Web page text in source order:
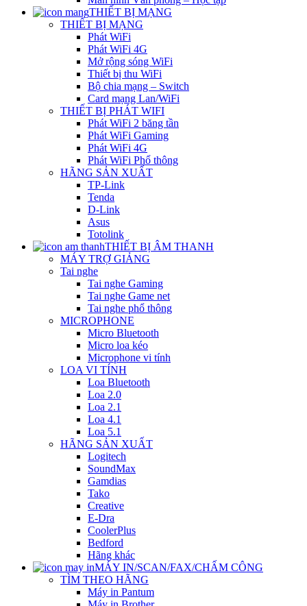
THIẾT BỊ MẠNG
THIẾT BỊ MẠNG
Phát WiFi
Phát WiFi 4G
Mở rộng sóng WiFi
Thiết bị thu WiFi
Bộ chia mạng – Switch
Card mạng Lan/WiFi
THIẾT BỊ PHÁT WIFI
Phát WiFi 2 băng tần
Phát WiFi Gaming
Phát WiFi 4G
Phát WiFi Phổ thông
HÃNG SẢN XUẤT
TP-Link
Tenda
D-Link
Asus
Totolink
THIẾT BỊ ÂM THANH
MÁY TRỢ GIẢNG
Tai nghe
Tai nghe Gaming
Tai nghe Game net
Tai nghe phổ thông
MICROPHONE
Micro Bluetooth
Micro loa kéo
Microphone vi tính
LOA VI TÍNH
Loa Bluetooth
Loa 2.0
Loa 2.1
Loa 4.1
Loa 5.1
HÃNG SẢN XUẤT
Logitech
SoundMax
Gamdias
Tako
Creative
E-Dra
CoolerPlus
Bedford
Hãng khác
MÁY IN/SCAN/FAX/CHẤM CÔNG
TÌM THEO HÃNG
Máy in Pantum